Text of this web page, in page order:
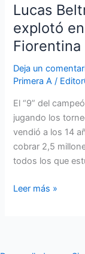
Lucas
explotó
Deja un
Primera A /
El “9” del
jugando los
vendió a los 14
cobrar 2,5
todos los que
formó
Instituto,
explotó
en
River
se
va
a
Fiorentina
por
Leer más »